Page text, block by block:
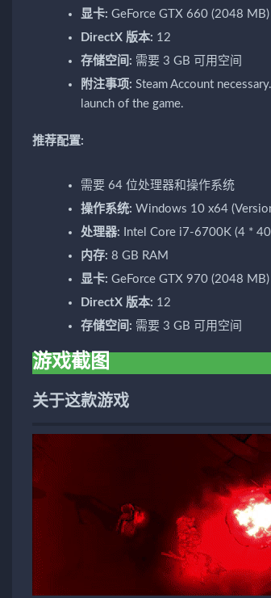
显卡: GeForce GTX 660 (2048
DirectX 版本: 12
存储空间: 需要 3 GB 可用空间
附注事项: Steam Account
launch of the game.
推荐配置:
需要 64 位处理器和操作系统
操作系统: Windows 10 x64
处理器: Intel Core i7-6700K (4 *
内存: 8 GB RAM
显卡: GeForce GTX 970 (2048
DirectX 版本: 12
存储空间: 需要 3 GB 可用空间
游戏截图
关于这款游戏